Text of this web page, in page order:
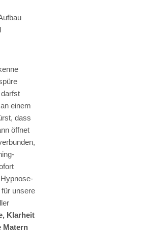
einem
dass
öffnet
unsere
Klarheit
Matern